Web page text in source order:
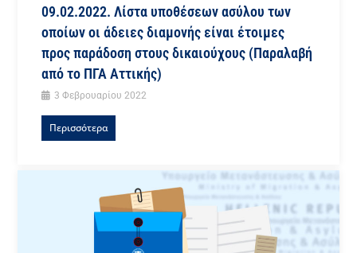
09.02.2022. Λίστα υποθέσεων ασύλου των
οποίων οι άδειες διαμονής είναι έτοιμες
προς παράδοση στους δικαιούχους (Παραλαβή
από το ΠΓΑ Αττικής)
3 Φεβρουαρίου 2022
Περισσότερα